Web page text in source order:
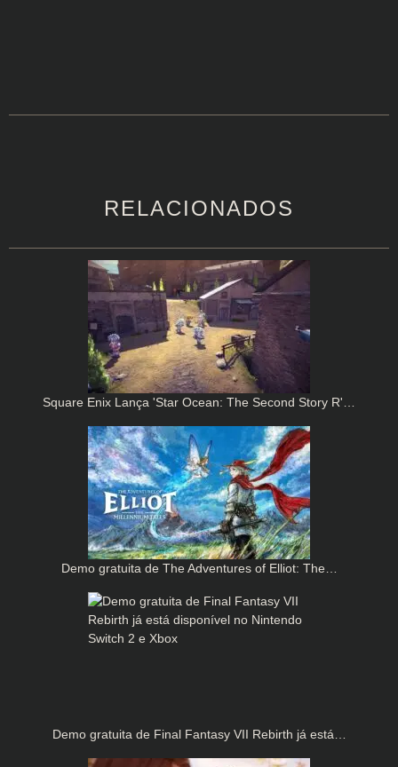
RELACIONADOS
Square Enix Lança 'Star Ocean: The Second Story R'…
Demo gratuita de The Adventures of Elliot: The…
Demo gratuita de Final Fantasy VII Rebirth já está…